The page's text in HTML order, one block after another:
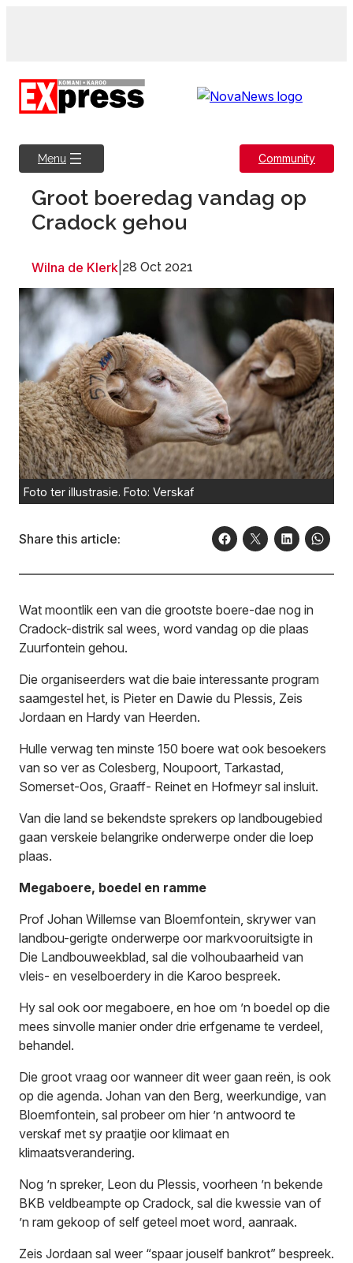
Menu Community
Groot boeredag vandag op
Cradock gehou
Wilna de Klerk 28 Oct 2021
Foto ter illustrasie. Foto: Verskaf
Share this article:
Wat moontlik een van die grootste boere-dae nog in
Cradock-distrik sal wees, word vandag op die plaas
Zuurfontein gehou.
Die organiseerders wat die baie interessante program
saamgestel het, is Pieter en Dawie du Plessis, Zeis
Jordaan en Hardy van Heerden.
Hulle verwag ten minste 150 boere wat ook besoekers
van so ver as Colesberg, Noupoort, Tarkastad,
Somerset-Oos, Graaff- Reinet en Hofmeyr sal insluit.
Van die land se bekendste sprekers op landbougebied
gaan verskeie belangrike onderwerpe onder die loep
plaas.
Megaboere, boedel en ramme
Prof Johan Willemse van Bloemfontein, skrywer van
landbou-gerigte onderwerpe oor markvooruitsigte in
Die Landbouweekblad , sal die volhoubaarheid van
vleis- en veselboerdery in die Karoo bespreek.
Hy sal ook oor megaboere, en hoe om ’n boedel op die
mees sinvolle manier onder drie erfgename te verdeel,
behandel.
Die groot vraag oor wanneer dit weer gaan reën, is ook
op die agenda. Johan van den Berg, weerkundige, van
Bloemfontein, sal probeer om hier ’n antwoord te
verskaf met sy praatjie oor klimaat en
klimaatsverandering.
Nog ’n spreker, Leon du Plessis, voorheen ’n bekende
BKB veldbeampte op Cradock, sal die kwessie van of
’n ram gekoop of self geteel moet word, aanraak.
Zeis Jordaan sal weer “spaar jouself bankrot” bespreek.